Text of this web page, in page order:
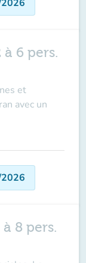
6 pers.
et
avec un
8 pers.